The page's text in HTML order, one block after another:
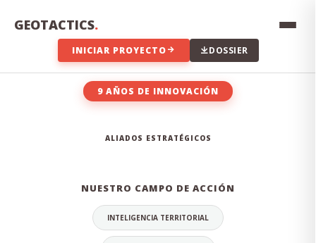
GEOTACTICS.
INICIAR PROYECTO DOSSIER
9 AÑOS DE INNOVACIÓN
ALIADOS ESTRATÉGICOS
NUESTRO CAMPO DE ACCIÓN
INTELIGENCIA TERRITORIAL
compromiso con el territorio y excelencia técnica en cada
INNOVACIÓN